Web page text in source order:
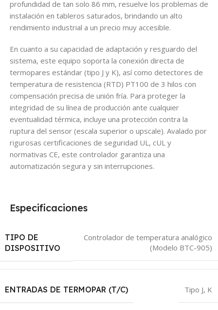
profundidad de tan solo 86 mm, resuelve los problemas de
instalación en tableros saturados, brindando un alto
rendimiento industrial a un precio muy accesible.
En cuanto a su capacidad de adaptación y resguardo del
sistema, este equipo soporta la conexión directa de
termopares estándar (tipo J y K), así como detectores de
temperatura de resistencia (RTD) PT100 de 3 hilos con
compensación precisa de unión fría. Para proteger la
integridad de su línea de producción ante cualquier
eventualidad térmica, incluye una protección contra la
ruptura del sensor (escala superior o upscale). Avalado por
rigurosas certificaciones de seguridad UL, cUL y
normativas CE, este controlador garantiza una
automatización segura y sin interrupciones.
Especificaciones
TIPO DE
DISPOSITIVO
Controlador de temperatura analógico
(Modelo BTC-905)
ENTRADAS DE TERMOPAR (T/C) Tipo J, K